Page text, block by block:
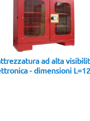
ad alta
- dimensioni